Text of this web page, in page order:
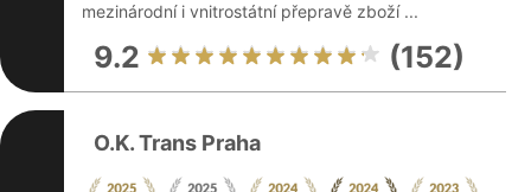
mezinárodní i vnitrostátní přepravě zboží ...
9.2 (152)
O.K. Trans Praha